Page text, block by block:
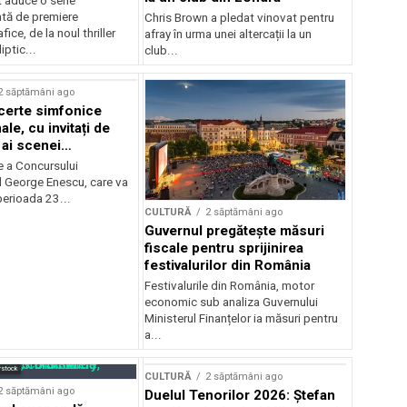
de premiere
de la noul thriller
Chris Brown a pledat vinovat pentru
afray în urma unei altercații la un
club...
săptămâni ago
simfonice
cu invitați de
scenei
și ansambluri
românești de
programul
a Concursului
Enescu, care va
23...
CULTURĂ 2 săptămâni ago
Guvernul pregătește măsuri
fiscale pentru sprijinirea
festivalurilor din România
Festivalurile din România, motor
economic sub analiza Guvernului
Ministerul Finanțelor ia măsuri pentru
a...
săptămâni ago
CULTURĂ 2 săptămâni ago
Duelul Tenorilor 2026: Ștefan